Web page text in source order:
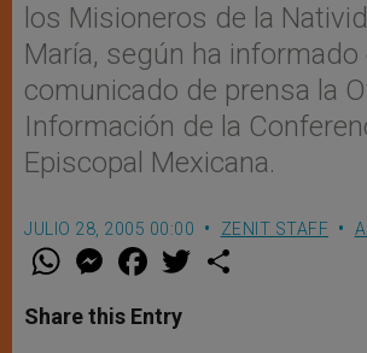
los Misioneros de la
María, según ha informado
comunicado de prensa la
Información de la
Episcopal Mexicana.
JULIO 28, 2005 00:00 ZENIT STAFF
W
t
s
M
e
s
e
F
a
e
b
w
Share this Entry